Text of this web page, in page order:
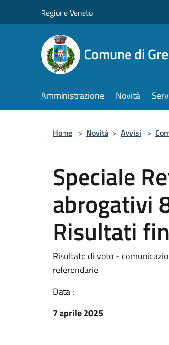
Regione Veneto
Comune di
Amministrazione Novità
Home > Novità > Avvisi >
Speciale
abrogativi
Risultati
Risultato di voto -
referendarie
Data :
7 aprile 2025